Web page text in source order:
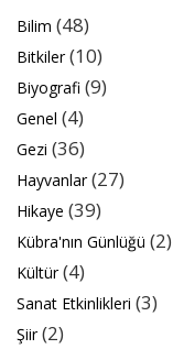
Bilim (48)
Bitkiler(10)
Biyografi (9)
Genel (4)
Gezi (36)
Hayvanlar(27)
Hikaye (39)
Kübra'nın Günlüğü (2)
Kültür(4)
Sanat Etkinlikleri (3)
Şiir(2)